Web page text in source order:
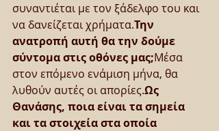
συναντιέται με τον ξάδελφο του και
να δανείζεται χρήματα.Την
ανατροπή αυτή θα την δούμε
σύντομα στις οθόνες μας;Μέσα
στον επόμενο ενάμιση μήνα, θα
λυθούν αυτές οι απορίες.Ως
Θανάσης, ποια είναι τα σημεία
και τα στοιχεία στα οποία